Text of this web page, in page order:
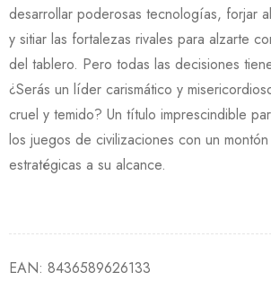
desarrollar poderosas tecnologías, forjar
y sitiar las fortalezas rivales para alzarte
del tablero. Pero todas las decisiones
¿Serás un líder carismático y
cruel y temido? Un título imprescindible
los juegos de civilizaciones con un
estratégicas a su alcance.
EAN: 8436589626133